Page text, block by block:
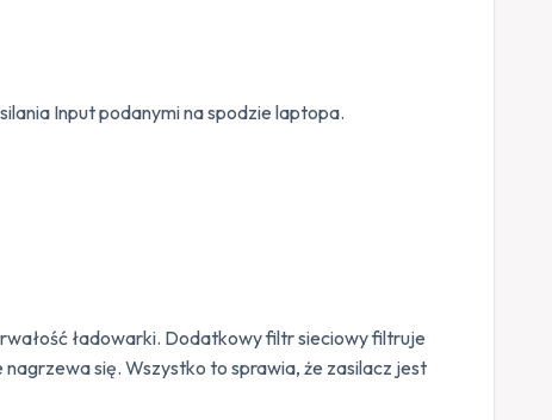
Input podanymi na spodzie laptopa.
ładowarki. Dodatkowy filtr sieciowy filtruje
się. Wszystko to sprawia, że zasilacz jest